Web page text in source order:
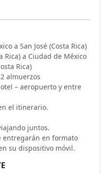
a San José (Costa Rica)
Rica) a Ciudad de México
Rica)
almuerzos
– aeropuerto y entre
el itinerario.
juntos.
entregarán en formato
su dispositivo móvil.